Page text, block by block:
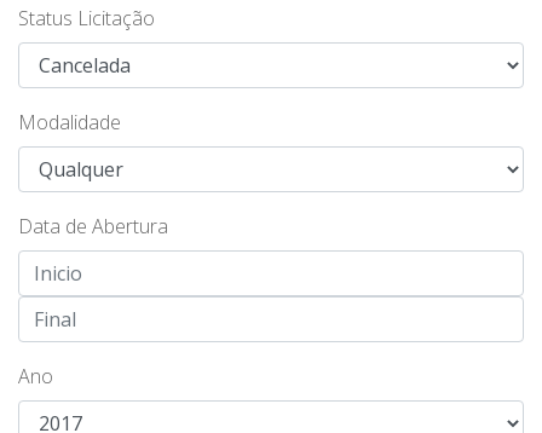
Status Licitação
Modalidade
Data de Abertura
Ano